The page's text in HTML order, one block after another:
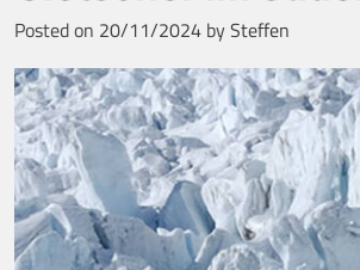
Posted on 20/11/2024 bySteffen